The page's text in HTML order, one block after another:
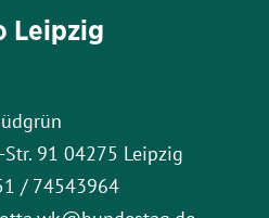
Leipzig
91 04275 Leipzig
/ 74543964